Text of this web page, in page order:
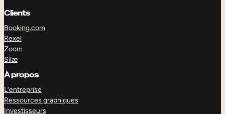
Clients
Booking.com
Rexel
Zoom
Silæ
À propos
L’entreprise
Ressources graphiques
Investisseurs